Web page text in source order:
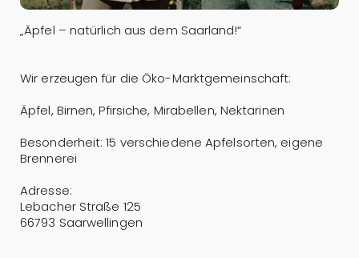
„Äpfel – natürlich aus dem Saarland!“
Wir erzeugen für die Öko-Marktgemeinschaft:
Äpfel, Birnen, Pfirsiche, Mirabellen, Nektarinen
Besonderheit: 15 verschiedene Apfelsorten, eigene
Brennerei
Adresse:
Lebacher Straße 125
66793 Saarwellingen